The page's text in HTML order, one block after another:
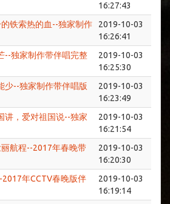
16:27:43
的铁索热的血--独家制作
2019-10-03
16:26:41
--独家制作带伴唱完整
2019-10-03
16:25:30
少--独家制作带伴唱版
2019-10-03
16:23:49
讲，爱对祖国说--独家
2019-10-03
16:21:54
丽航程--2017年春晚带
2019-10-03
16:20:30
2017年CCTV春晚版伴
2019-10-03
16:19:14